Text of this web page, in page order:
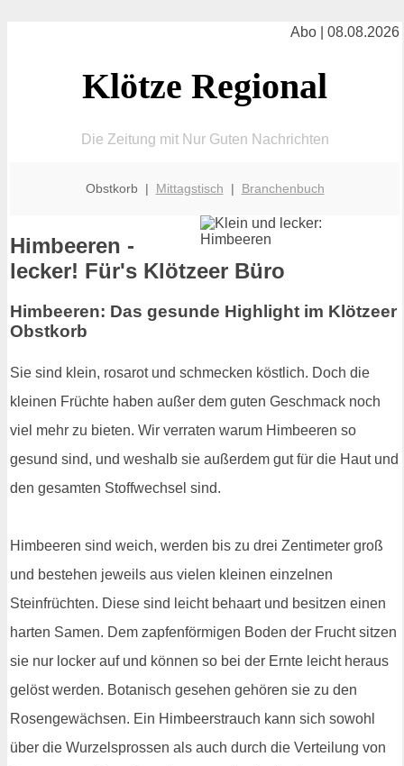
Abo | 08.08.2026
Klötze Regional
Die Zeitung mit Nur Guten Nachrichten
Obstkorb | Mittagstisch | Branchenbuch
Himbeeren -
lecker! Für's Klötzeer Büro
Himbeeren: Das gesunde Highlight im Klötzeer
Obstkorb
Sie sind klein, rosarot und schmecken köstlich. Doch die
kleinen Früchte haben außer dem guten Geschmack noch
viel mehr zu bieten. Wir verraten warum Himbeeren so
gesund sind, und weshalb sie außerdem gut für die Haut und
den gesamten Stoffwechsel sind.
Himbeeren sind weich, werden bis zu drei Zentimeter groß
und bestehen jeweils aus vielen kleinen einzelnen
Steinfrüchten. Diese sind leicht behaart und besitzen einen
harten Samen. Dem zapfenförmigen Boden der Frucht sitzen
sie nur locker auf und können so bei der Ernte leicht heraus
gelöst werden. Botanisch gesehen gehören sie zu den
Rosengewächsen. Ein Himbeerstrauch kann sich sowohl
über die Wurzelsprossen als auch durch die Verteilung von